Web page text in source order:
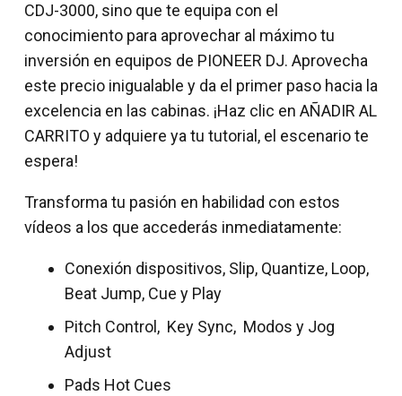
CDJ-3000, sino que te equipa con el
conocimiento para aprovechar al máximo tu
inversión en equipos de PIONEER DJ. Aprovecha
este precio inigualable y da el primer paso hacia la
excelencia en las cabinas. ¡Haz clic en AÑADIR AL
CARRITO y adquiere ya tu tutorial, el escenario te
espera!
Transforma tu pasión en habilidad con estos
vídeos a los que accederás inmediatamente:
Conexión dispositivos, Slip, Quantize, Loop,
Beat Jump, Cue y Play
Pitch Control, Key Sync, Modos y Jog
Adjust
Pads Hot Cues